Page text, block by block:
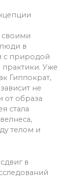
своими
в
с природой
Уже
Гиппократ,
не
от образа
стала
телом и
в